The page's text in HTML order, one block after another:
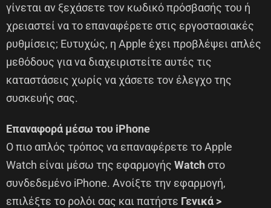
γίνεται αν ξεχάσετε τον κωδικό πρόσβασής του ή
χρειαστεί να το επαναφέρετε στις εργοστασιακές
ρυθμίσεις; Ευτυχώς, η Apple έχει προβλέψει απλές
μεθόδους για να διαχειριστείτε αυτές τις
καταστάσεις χωρίς να χάσετε τον έλεγχο της
συσκευής σας.
Επαναφορά μέσω του iPhone
Ο πιο απλός τρόπος να επαναφέρετε το Apple
Watch είναι μέσω της εφαρμογής Watch στο
συνδεδεμένο iPhone. Ανοίξτε την εφαρμογή,
επιλέξτε το ρολόι σας και πατήστε Γενικά >